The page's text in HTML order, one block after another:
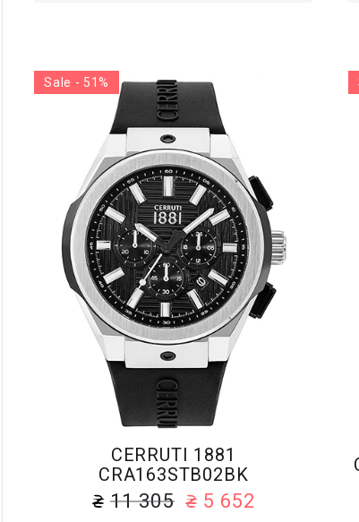
CERRUTI 1881
CRA163STB02BK
11 305 5 652
Sale - 51%